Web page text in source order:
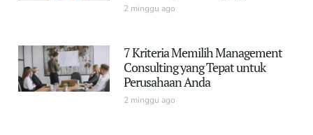
2 minggu ago
7 Kriteria Memilih Management
Consulting yang Tepat untuk
Perusahaan Anda
2 minggu ago